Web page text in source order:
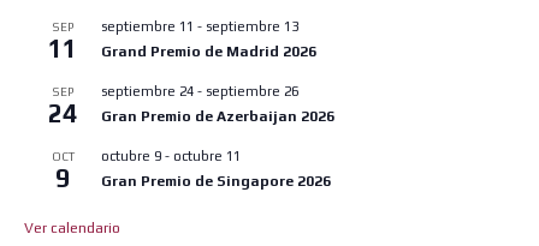
SEP
11
septiembre 11 - septiembre 13
Grand Premio de Madrid 2026
SEP
24
septiembre 24 - septiembre 26
Gran Premio de Azerbaijan 2026
OCT
9
octubre 9 - octubre 11
Gran Premio de Singapore 2026
Ver calendario